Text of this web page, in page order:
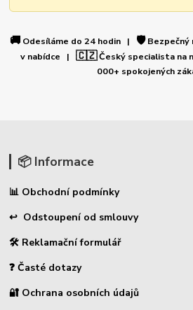
🚚 Odesíláme do 24 hodin | 🛡️Bezpečný
v nabídce | 🇨🇿Český specialista na
000+ spokojených
📦 Informace
📊 Obchodní podmínky
↩ Odstoupení od smlouvy
🛠 Reklamační formulář
❓ Časté dotazy
🔐 Ochrana osobních údajů